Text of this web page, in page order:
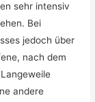
sehr intensiv
Bei
jedoch über
nach dem
andere